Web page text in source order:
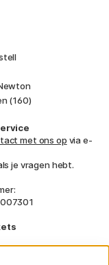
(160)
met ons op via e-
je vragen hebt.